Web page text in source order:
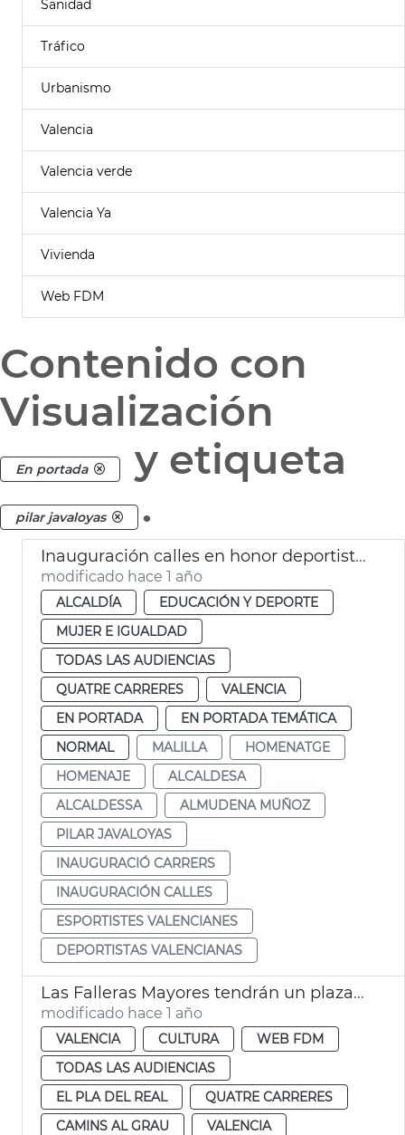
Sanidad
Tráfico
Urbanismo
Valencia
Valencia verde
Valencia Ya
Vivienda
Web FDM
Contenido con
Visualización
En portada y etiqueta
pilar javaloyas .
Inauguración calles en honor deportistas valencianas
modificado hace 1 año
ALCALDÍA
EDUCACIÓN Y DEPORTE
MUJER E IGUALDAD
TODAS LAS AUDIENCIAS
QUATRE CARRERES
VALENCIA
EN PORTADA
EN PORTADA TEMÁTICA
NORMAL
MALILLA
HOMENATGE
HOMENAJE
ALCALDESA
ALCALDESSA
ALMUDENA MUÑOZ
PILAR JAVALOYAS
INAUGURACIÓ CARRERS
INAUGURACIÓN CALLES
ESPORTISTES VALENCIANES
DEPORTISTAS VALENCIANAS
Las Falleras Mayores tendrán un plaza en su honor
modificado hace 1 año
VALENCIA CULTURA
WEB FDM
TODAS LAS AUDIENCIAS
EL PLA DEL REAL
QUATRE CARRERES
CAMINS AL GRAU
VALENCIA